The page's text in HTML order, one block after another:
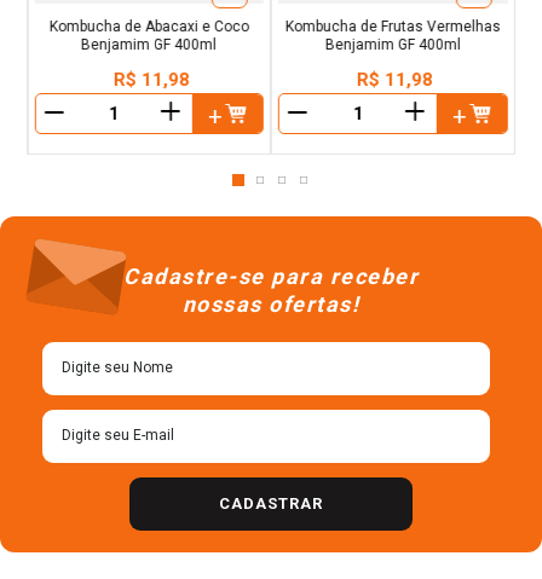
Kombucha de Abacaxi e Coco
Benjamim GF 400ml
R$ 11,98
＋
Kombucha de Frutas Vermelhas
Benjamim GF 400ml
R$ 11,98
＋
Cadastre-se para receber
nossas ofertas!
CADASTRAR